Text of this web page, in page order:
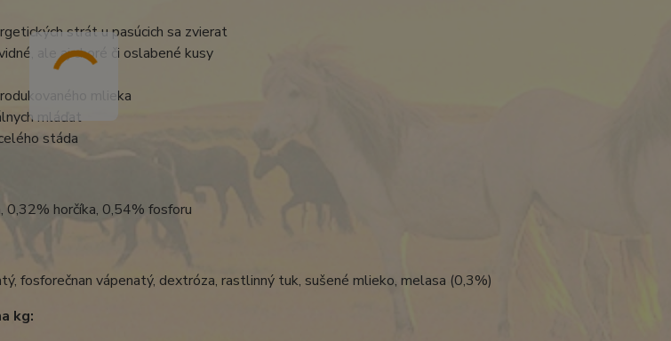
strát u pasúcich sa zvierat
ale aj choré či oslabené kusy
mlieka
mláďat
stáda
0,32% horčíka, 0,54% fosforu
fosforečnan vápenatý, dextróza, rastlinný tuk, sušené mlieko, melasa (0,3%)
kg: